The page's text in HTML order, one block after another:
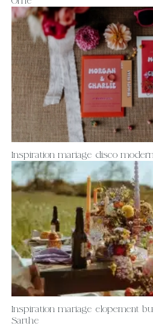
Inspiration mariage disco
Inspiration mariage elopement
Sarthe